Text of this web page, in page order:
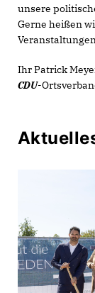
unsere
Gerne heißen
Ihr Patrick
CDU-